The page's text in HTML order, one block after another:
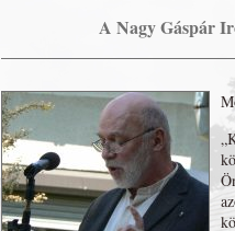
A Nagy Gáspár